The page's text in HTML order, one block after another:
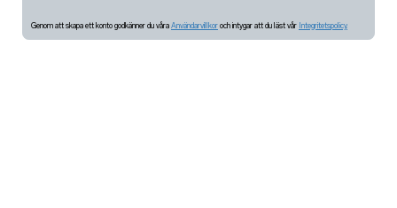
Genom att skapa ett konto godkänner du våra Användarvillkor och intygar att du läst vår Integritetspolicy.